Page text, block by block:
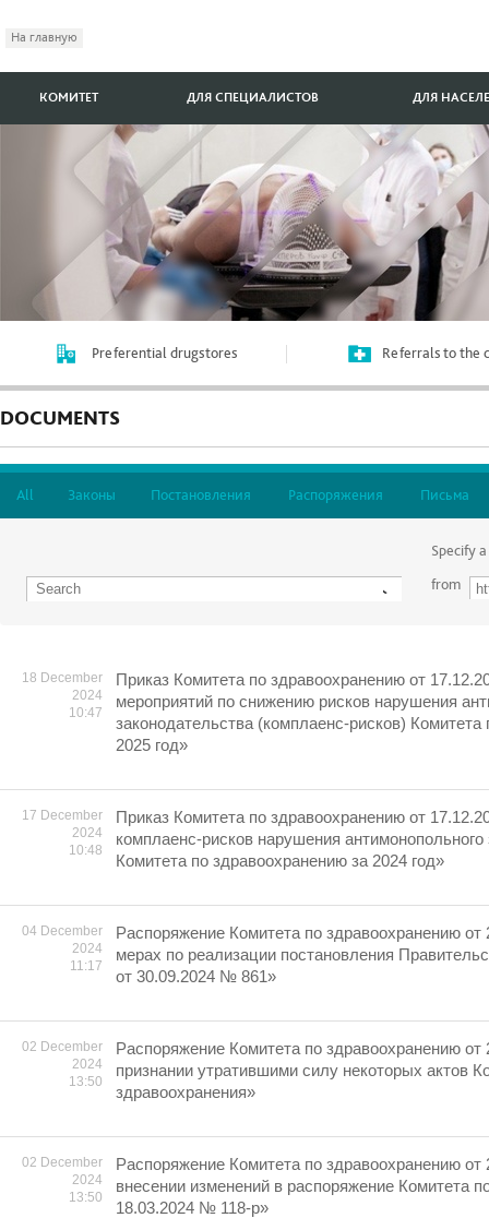
На главную
КОМИТЕТ ДЛЯ СПЕЦИАЛИСТОВ ДЛЯ
Preferential drugstores Referrals to the
DOCUMENTS
All Законы Постановления Распоряжения Письма
Specify
from
18 December
2024
10:47
Приказ Комитета по здравоохранению от
мероприятий по снижению рисков нарушения
законодательства (комплаенс-рисков)
2025 год»
17 December
2024
10:48
Приказ Комитета по здравоохранению от
комплаенс-рисков нарушения антимонопольного
Комитета по здравоохранению за 2024 год»
04 December
2024
11:17
Распоряжение Комитета по здравоохранению
мерах по реализации постановления
от 30.09.2024 № 861»
02 December
2024
13:50
Распоряжение Комитета по здравоохранению
признании утратившими силу некоторых актов
здравоохранения»
02 December
2024
13:50
Распоряжение Комитета по здравоохранению
внесении изменений в распоряжение Комитета
18.03.2024 № 118-р»